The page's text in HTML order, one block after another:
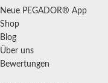
Neue PEGADOR® App
Shop
Blog
Über uns
Bewertungen